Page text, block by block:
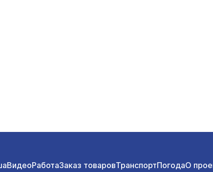
ВидеоРаботаЗаказ товаровТранспортПогодаО